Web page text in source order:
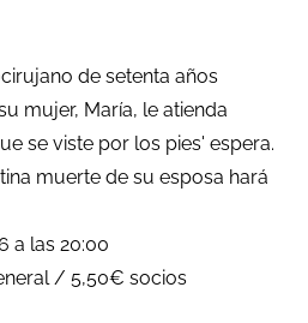
de setenta años
mujer, María, le atienda
se viste por los pies' espera.
muerte de su esposa hará
a las 20:00
/ 5,50€ socios